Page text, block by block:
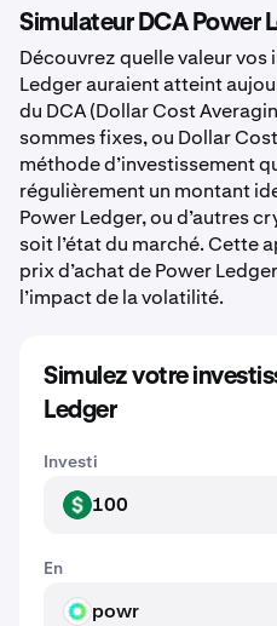
Simulateur DCA Power
Découvrez quelle valeur vos
Ledger auraient atteint
du DCA (Dollar Cost
sommes fixes, ou Dollar
méthode d’investissement
régulièrement un montant
Power Ledger, ou d’autres
soit l’état du marché. Cette
prix d’achat de Power
l’impact de la volatilité.
Simulez votre
Ledger
Investi
USD 100
En
POWR powr